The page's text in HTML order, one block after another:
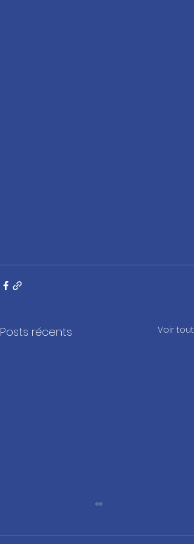
Posts récents Voir tout